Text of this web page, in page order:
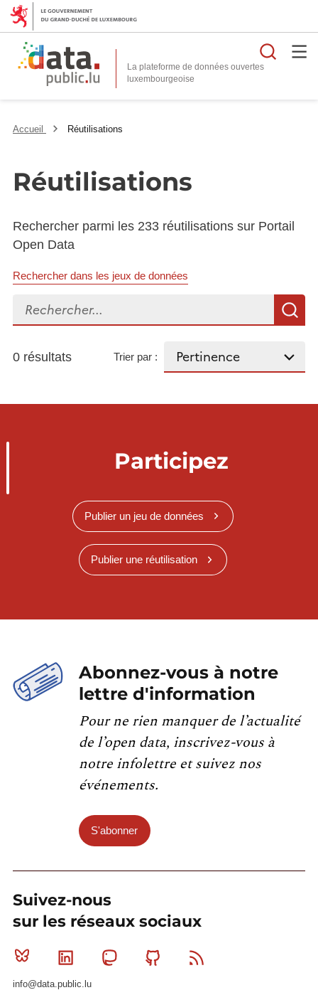
La plateforme de données ouvertes
Accueil Réutilisations
Réutilisations
Rechercher parmi les 233 réutilisations sur Portail
Open Data
Rechercher dans les jeux de données
Rechercher...
0 résultats Trier par :
Participez
Publier un jeu de données
Publier une réutilisation
Abonnez-vous à notre
lettre d'information
Pour ne rien manquer de l’actualité
de l’open data, inscrivez-vous à
notre infolettre et suivez nos
événements.
S'abonner
Suivez-nous
sur les réseaux sociaux
Bluesky Linkedin MastodonGithub
info@data.public.lu